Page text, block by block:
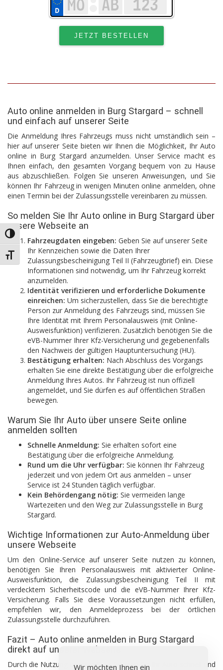
Umschalten auf hohe Kontraste
Schrift vergrößern
Auto online anmelden in Burg Stargard – schnell
und einfach auf unserer Seite
Die Anmeldung Ihres Fahrzeugs muss nicht umständlich sein –
hier auf unserer Seite bieten wir Ihnen die Möglichkeit, Ihr Auto
online in Burg Stargard anzumelden. Unser Service macht es
Ihnen einfach, den gesamten Vorgang bequem von zu Hause
aus abzuschließen. Folgen Sie unseren Anweisungen, und Sie
können Ihr Fahrzeug in wenigen Minuten online anmelden, ohne
einen Termin bei der Zulassungsstelle vereinbaren zu müssen.
So melden Sie Ihr Auto online in Burg Stargard über
unsere Webseite an
Fahrzeugdaten eingeben: Geben Sie auf unserer Seite
Ihr Kennzeichen sowie die Daten Ihrer
Zulassungsbescheinigung Teil II (Fahrzeugbrief) ein. Diese
Informationen sind notwendig, um Ihr Fahrzeug korrekt
anzumelden.
Identität verifizieren und erforderliche Dokumente
einreichen: Um sicherzustellen, dass Sie die berechtigte
Person zur Anmeldung des Fahrzeugs sind, müssen Sie
Ihre Identität mit Ihrem Personalausweis (mit Online-
Ausweisfunktion) verifizieren. Zusätzlich benötigen Sie die
eVB-Nummer Ihrer Kfz-Versicherung und gegebenenfalls
den Nachweis der gültigen Hauptuntersuchung (HU).
Bestätigung erhalten: Nach Abschluss des Vorgangs
erhalten Sie eine direkte Bestätigung über die erfolgreiche
Anmeldung Ihres Autos. Ihr Fahrzeug ist nun offiziell
angemeldet, und Sie dürfen es auf öffentlichen Straßen
bewegen.
Warum Sie Ihr Auto über unsere Seite online
anmelden sollten
Schnelle Anmeldung: Sie erhalten sofort eine
Bestätigung über die erfolgreiche Anmeldung.
Rund um die Uhr verfügbar: Sie können Ihr Fahrzeug
jederzeit und von jedem Ort aus anmelden – unser
Service ist 24 Stunden täglich verfügbar.
Kein Behördengang nötig: Sie vermeiden lange
Wartezeiten und den Weg zur Zulassungsstelle in Burg
Stargard.
Wichtige Informationen zur Auto-Anmeldung über
unsere Webseite
Um den Online-Service auf unserer Seite nutzen zu können,
benötigen Sie Ihren Personalausweis mit aktivierter Online-
Ausweisfunktion, die Zulassungsbescheinigung Teil II mit
verdecktem Sicherheitscode und die eVB-Nummer Ihrer Kfz-
Versicherung. Falls Sie diese Voraussetzungen nicht erfüllen,
empfehlen wir, den Anmeldeprozess bei der örtlichen
Zulassungsstelle durchzuführen.
Fazit – Auto online anmelden in Burg Stargard
direkt auf unserer Webseite
Durch die Nutzung unserer Seite können Sie Ihr Auto schnell und
Wir möchten Ihnen ein